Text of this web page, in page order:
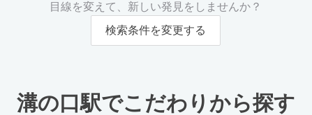
目線を変えて、新しい発見をしませんか？
検索条件を変更する
溝の口駅でこだわりから探す